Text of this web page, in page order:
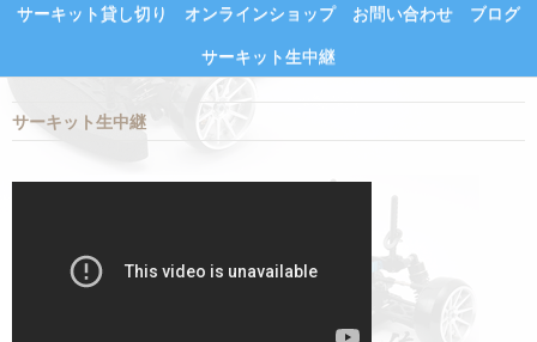
サーキット貸し切り
オンラインショップ お問い合わせ
ブログ
サーキット生中継
サーキット生中継